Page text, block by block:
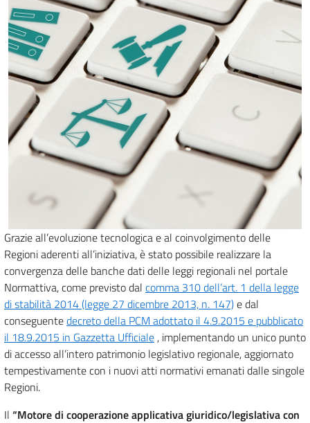
Grazie all’evoluzione tecnologica e al coinvolgimento delle
Regioni aderenti all’iniziativa, è stato possibile realizzare la
convergenza delle banche dati delle leggi regionali nel portale
Normattiva, come previsto dal comma 310 dell’art. 1 della legge
di stabilità 2014 (legge 27 dicembre 2013, n. 147)e dal
conseguentedecreto della PCM adottato il 4.9.2015 e pubblicato
il 18.9.2015 in Gazzetta Ufficiale , implementando un unico punto
di accesso all’intero patrimonio legislativo regionale, aggiornato
tempestivamente con i nuovi atti normativi emanati dalle singole
Regioni.
Il “Motore di cooperazione applicativa giuridico/legislativa con